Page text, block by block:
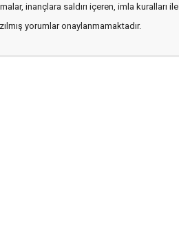
inançlara saldırı içeren, imla kuralları ile
yorumlar onaylanmamaktadır.